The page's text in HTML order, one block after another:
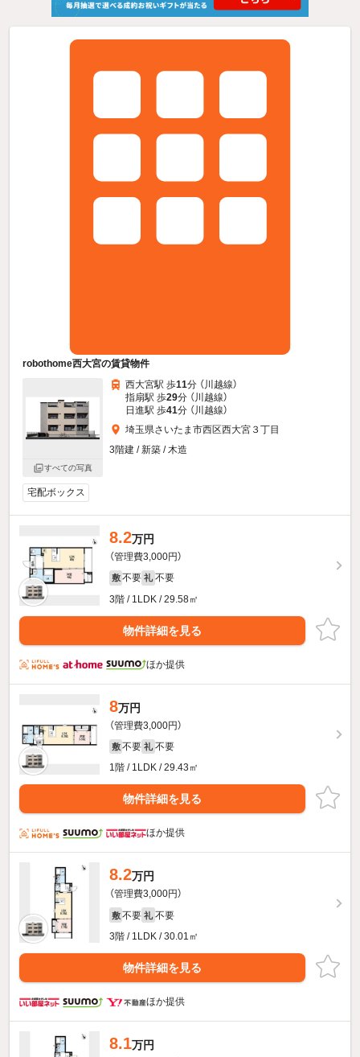
robothome西大宮の賃貸物件
すべての写真
西大宮駅 歩11分 （川越線）
指扇駅 歩29分 （川越線）
日進駅 歩41分 （川越線）
埼玉県さいたま市西区西大宮３丁目
3階建 / 新築 / 木造
宅配ボックス
8.2万円
（管理費3,000円）
敷 不要 礼 不要
3階 / 1LDK / 29.58㎡
物件詳細を見る
ほか提供
8万円
（管理費3,000円）
敷 不要 礼 不要
1階 / 1LDK / 29.43㎡
物件詳細を見る
ほか提供
8.2万円
（管理費3,000円）
敷 不要 礼 不要
3階 / 1LDK / 30.01㎡
物件詳細を見る
ほか提供
8.1万円